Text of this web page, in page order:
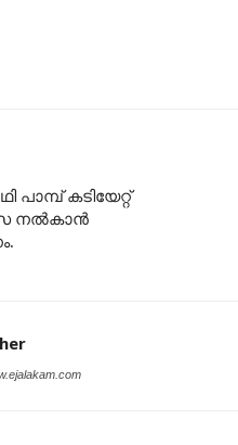
പാമ്പ് കടിയേറ്റ്
നല്‍കാന്‍